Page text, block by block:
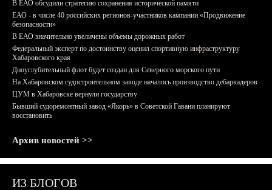
В ЕАО обсудили стратегию сохранения исторической памяти
ЕАО - в числе 40 российских регионов-участников кампании «Продвижение
безопасности»
В ЕАО значительно увеличены объемы дорожных работ
Федеральный эксперт по достоинству оценил спортивную инфраструктуру
Хабаровского края
Дноуглубительный флот будет создан для Северного морского пути
На Хабаровском судостроительном заводе началось производство дебаркадеров
ЦУМ в Хабаровске вернули государству
Бывший судоремонтный завод «Якорь» в Советской Гавани планируют
восстановить
Архив новостей >>
ИЗ БЛОГОВ